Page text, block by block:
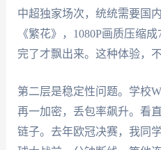
中超独家场次，统统需要国
《繁花》，1080P画质压缩
完了才飘出来。这种体验，
第二层是稳定性问题。学校
再一加密，丢包率飙升。看
链子。去年欧冠决赛，我同